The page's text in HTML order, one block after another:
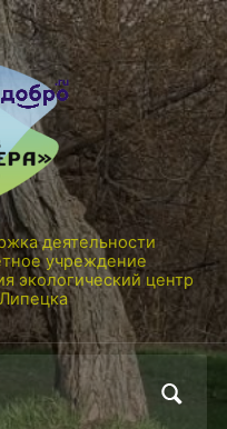
деятельности
учреждение
экологический центр